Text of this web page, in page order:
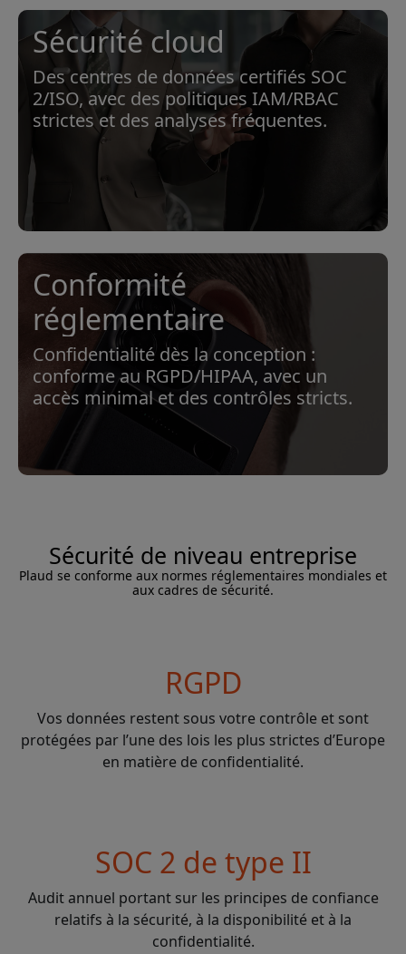
Sécurité cloud
Des centres de données certifiés SOC
2/ISO, avec des politiques IAM/RBAC
strictes et des analyses fréquentes.
Conformité
réglementaire
Confidentialité dès la conception :
conforme au RGPD/HIPAA, avec un
accès minimal et des contrôles stricts.
Sécurité de niveau entreprise
Plaud se conforme aux normes réglementaires mondiales et
aux cadres de sécurité.
RGPD
Vos données restent sous votre contrôle et sont
protégées par l’une des lois les plus strictes d’Europe
en matière de confidentialité.
SOC 2 de type II
Audit annuel portant sur les principes de confiance
relatifs à la sécurité, à la disponibilité et à la
confidentialité.